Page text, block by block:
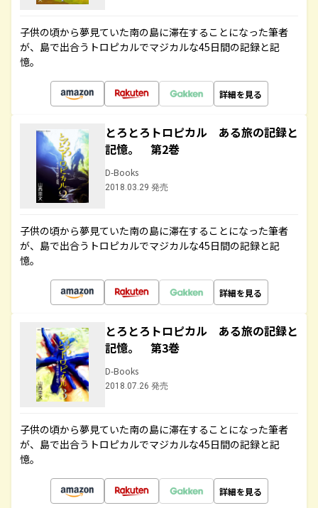
子供の頃から夢見ていた南の島に滞在することになった筆者
が、島で出合うトロピカルでマジカルな45日間の記録と記
憶。
詳細を見る
とろとろトロピカル ある旅の記録と
記憶。 第2巻
D-Books
2018.03.29 発売
子供の頃から夢見ていた南の島に滞在することになった筆者
が、島で出合うトロピカルでマジカルな45日間の記録と記
憶。
詳細を見る
とろとろトロピカル ある旅の記録と
記憶。 第3巻
D-Books
2018.07.26 発売
子供の頃から夢見ていた南の島に滞在することになった筆者
が、島で出合うトロピカルでマジカルな45日間の記録と記
憶。
詳細を見る